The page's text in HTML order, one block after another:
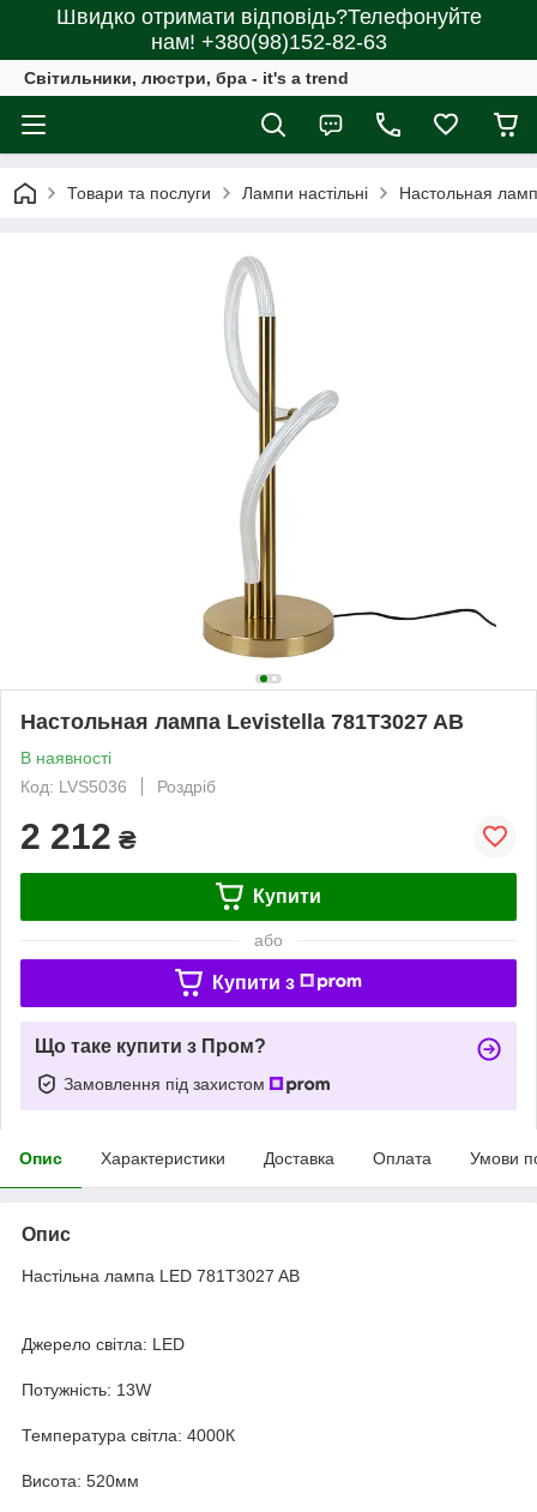
Швидко отримати відповідь?Телефонуйте
нам! +380(98)152-82-63
Світильники, люстри, бра - it's a trend
Товари та послуги Лампи настільні Настольная
Настольная лампа Levistella 781T3027 AB
В наявності
Код: LVS5036
Роздріб
2 212 ₴
Купити
або
Купити з
Що таке купити з Пром?
Замовлення під захистом
Опис Характеристики Доставка Оплата Умови
Опис
Настільна лампа LED 781T3027 AB
Джерело світла: LED
Потужність: 13W
Температура світла: 4000К
Висота: 520мм